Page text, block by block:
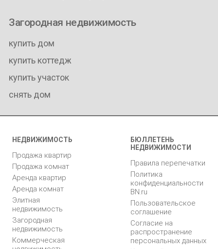
Загородная недвижимость
купить дом
купить коттедж
купить участок
снять дом
НЕДВИЖИМОСТЬ
Продажа квартир
Продажа комнат
Аренда квартир
Аренда комнат
Элитная
недвижимость
Загородная
недвижимость
Коммерческая
БЮЛЛЕТЕНЬ
НЕДВИЖИМОСТИ
Правила перепечатки
Политика
конфиденциальности
BN.ru
Пользовательское
соглашение
Согласие на
распространение
персональных данных